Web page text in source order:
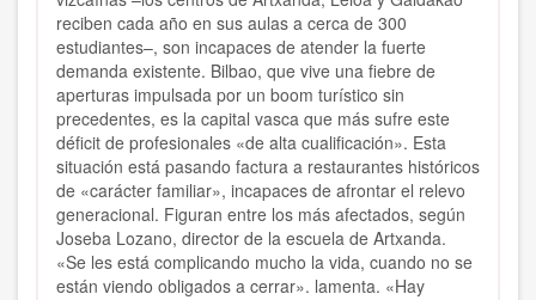
reciben cada año en sus aulas a cerca de 300
estudiantes–, son incapaces de atender la fuerte
demanda existente. Bilbao, que vive una fiebre de
aperturas impulsada por un boom turístico sin
precedentes, es la capital vasca que más sufre este
déficit de profesionales «de alta cualificación». Esta
situación está pasando factura a restaurantes históricos
de «carácter familiar», incapaces de afrontar el relevo
generacional. Figuran entre los más afectados, según
Joseba Lozano, director de la escuela de Artxanda.
«Se les está complicando mucho la vida, cuando no se
están viendo obligados a cerrar». lamenta. «Hay